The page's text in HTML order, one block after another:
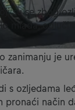
su se zbog
mlada,
je
s ozljedama
način